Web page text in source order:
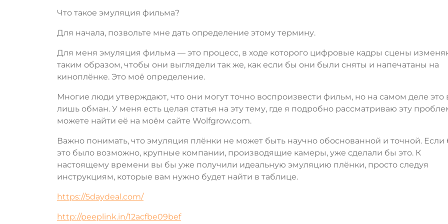
Что такое эмуляция фильма?
Для начала, позвольте мне дать определение этому термину.
Для меня эмуляция фильма — это процесс, в ходе которого цифровые кадры сцены
таким образом, чтобы они выглядели так же, как если бы они были сняты и напечатаны на
киноплёнке. Это моё определение.
Многие люди утверждают, что они могут точно воспроизвести фильм, но на самом деле это
лишь обман. У меня есть целая статья на эту тему, где я подробно рассматриваю эту
можете найти её на моём сайте Wolfgrow.com.
Важно понимать, что эмуляция плёнки не может быть научно обоснованной и точной. Если
это было возможно, крупные компании, производящие камеры, уже сделали бы это. К
настоящему времени вы бы уже получили идеальную эмуляцию плёнки, просто следуя
инструкциям, которые вам нужно будет найти в таблице.
https://5daydeal.com/
http://peeplink.in/12acfbe09bef